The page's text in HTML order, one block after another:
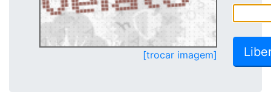
[trocar imagem]